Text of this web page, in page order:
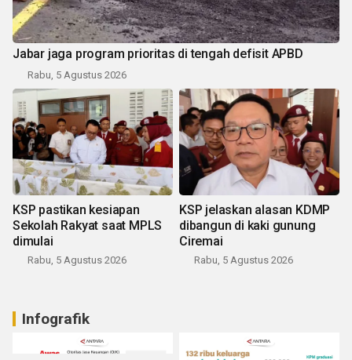
Jabar jaga program prioritas di tengah defisit APBD
Rabu, 5 Agustus 2026
KSP pastikan kesiapan
Sekolah Rakyat saat MPLS
dimulai
Rabu, 5 Agustus 2026
KSP jelaskan alasan KDMP
dibangun di kaki gunung
Ciremai
Rabu, 5 Agustus 2026
Infografik